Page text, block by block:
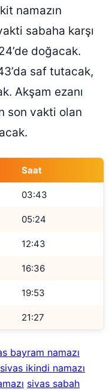
namazın
sabaha karşı
doğacak.
saf tutacak,
Akşam ezanı
son vakti olan
Saat
03:43
05:24
12:43
16:36
19:53
21:27
bayram namazı
sivas ikindi namazı
sivas sabah